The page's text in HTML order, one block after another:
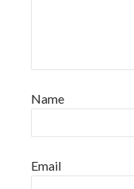
Name
Email